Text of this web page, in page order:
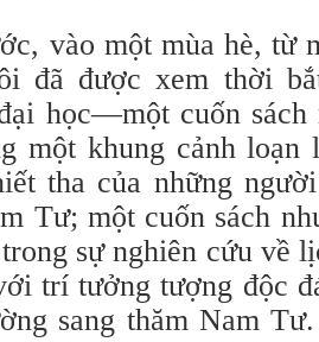
vào một mùa hè, từ
đã được xem thời
học—một cuốn
một khung cảnh loạn
tha của những
Tư; một cuốn sách
sự nghiên cứu về
trí tưởng tượng độc
sang thăm Nam